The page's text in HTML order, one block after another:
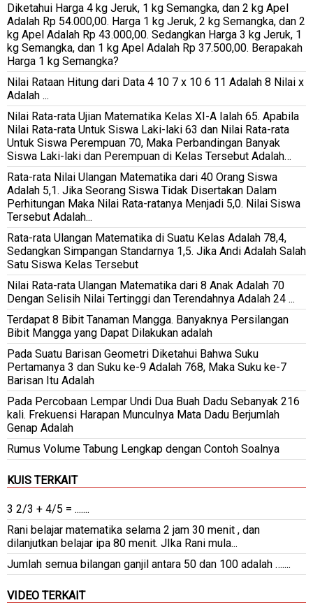
Diketahui Harga 4 kg Jeruk, 1 kg Semangka, dan 2 kg Apel
Adalah Rp 54.000,00. Harga 1 kg Jeruk, 2 kg Semangka, dan 2
kg Apel Adalah Rp 43.000,00. Sedangkan Harga 3 kg Jeruk, 1
kg Semangka, dan 1 kg Apel Adalah Rp 37.500,00. Berapakah
Harga 1 kg Semangka?
Nilai Rataan Hitung dari Data 4 10 7 x 10 6 11 Adalah 8 Nilai x
Adalah ...
Nilai Rata-rata Ujian Matematika Kelas XI-A Ialah 65. Apabila
Nilai Rata-rata Untuk Siswa Laki-laki 63 dan Nilai Rata-rata
Untuk Siswa Perempuan 70, Maka Perbandingan Banyak
Siswa Laki-laki dan Perempuan di Kelas Tersebut Adalah…
Rata-rata Nilai Ulangan Matematika dari 40 Orang Siswa
Adalah 5,1. Jika Seorang Siswa Tidak Disertakan Dalam
Perhitungan Maka Nilai Rata-ratanya Menjadi 5,0. Nilai Siswa
Tersebut Adalah...
Rata-rata Ulangan Matematika di Suatu Kelas Adalah 78,4,
Sedangkan Simpangan Standarnya 1,5. Jika Andi Adalah Salah
Satu Siswa Kelas Tersebut
Nilai Rata-rata Ulangan Matematika dari 8 Anak Adalah 70
Dengan Selisih Nilai Tertinggi dan Terendahnya Adalah 24 ...
Terdapat 8 Bibit Tanaman Mangga. Banyaknya Persilangan
Bibit Mangga yang Dapat Dilakukan adalah
Pada Suatu Barisan Geometri Diketahui Bahwa Suku
Pertamanya 3 dan Suku ke-9 Adalah 768, Maka Suku ke-7
Barisan Itu Adalah
Pada Percobaan Lempar Undi Dua Buah Dadu Sebanyak 216
kali. Frekuensi Harapan Munculnya Mata Dadu Berjumlah
Genap Adalah
Rumus Volume Tabung Lengkap dengan Contoh Soalnya
KUIS TERKAIT
3 2/3 + 4/5 = .......
Rani belajar matematika selama 2 jam 30 menit , dan
dilanjutkan belajar ipa 80 menit. JIka Rani mula...
Jumlah semua bilangan ganjil antara 50 dan 100 adalah …....
VIDEO TERKAIT